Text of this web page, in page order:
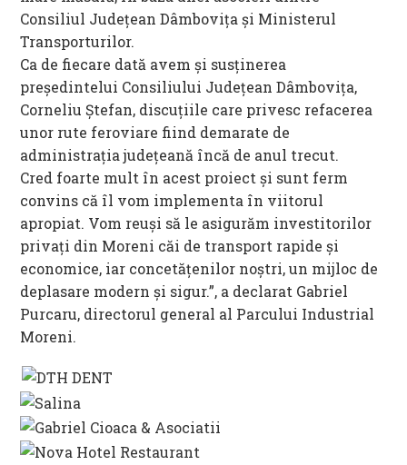
Consiliul Județean Dâmbovița și Ministerul
Transporturilor.
Ca de fiecare dată avem și susținerea
președintelui Consiliului Județean Dâmbovița,
Corneliu Ștefan, discuțiile care privesc refacerea
unor rute feroviare fiind demarate de
administrația județeană încă de anul trecut.
Cred foarte mult în acest proiect și sunt ferm
convins că îl vom implementa în viitorul
apropiat. Vom reuși să le asigurăm investitorilor
privați din Moreni căi de transport rapide și
economice, iar concetățenilor noștri, un mijloc de
deplasare modern și sigur.”, a declarat Gabriel
Purcaru, directorul general al Parcului Industrial
Moreni.